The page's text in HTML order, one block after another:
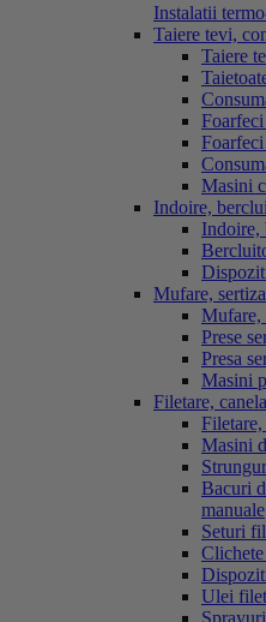
Instalatii
Taiere tevi,
Taiere
Masini
Indoire,
Indoire,
Mufare,
Mufare,
Prese
Presa
Masini
Filetare,
Filetare,
Masini
Bacuri
manuale
Seturi
Ulei